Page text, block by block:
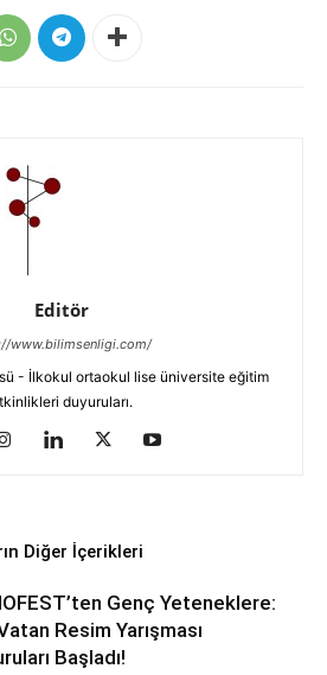
Editör
www.bilimsenligi.com/
- İlkokul ortaokul lise üniversite eğitim
duyuruları.
Diğer İçerikleri
Genç Yeteneklere:
Resim Yarışması
Başladı!